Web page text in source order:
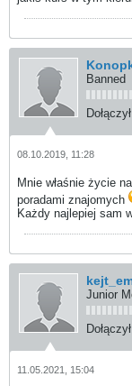
Banned
08.10.2019, 11:28
Mnie właśnie życie
poradami znajomych
Każdy najlepiej sam
Junior
11.05.2021, 15:04